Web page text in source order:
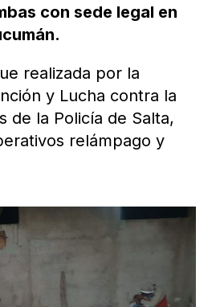
con sede legal en
realizada por la
y Lucha contra la
de la Policía de Salta,
relámpago y